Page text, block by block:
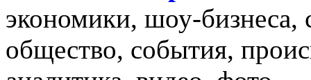
экономики, шоу-бизнеса,
общество, события,